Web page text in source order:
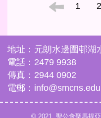
1 2
地址：元朗水邊圍邨湖
電話：2479 9938
傳真：2944 0902
電郵：
© 2021. 聖公會聖馬提